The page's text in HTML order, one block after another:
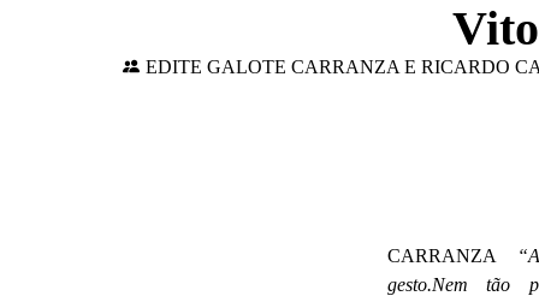
EDITE GALOTE CARRANZA E RICARDO
CARRANZA
gesto.Nem tão